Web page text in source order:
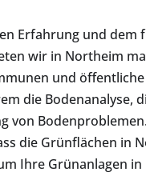
Erfahrung und dem
wir in Northeim
und
die Bodenanalyse,
von
die Grünflächen in
Ihre Grünanlagen